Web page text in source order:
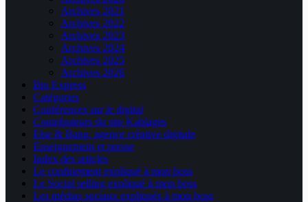
Archives 2021
Archives 2022
Archives 2023
Archives 2024
Archives 2025
Archives 2026
Bio Express
Catégories
Conférences sur le digital
Contributeurs du site Kablages
Else & Bang, agence créative digitale
Enseignement et presse
Index des articles
Le confinement expliqué à mon boss
Le Social selling expliqué à mon boss
Les médias sociaux expliqués à mon boss